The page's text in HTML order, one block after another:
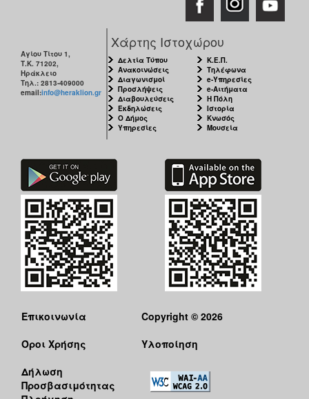
Αγίου Τίτου 1,
Τ.Κ. 71202,
Ηράκλειο
Τηλ.: 2813-409000
email:info@heraklion.gr
Χάρτης Ιστοχώρου
Δελτία Τύπου
Ανακοινώσεις
Διαγωνισμοί
Προσλήψεις
Διαβουλεύσεις
Εκδηλώσεις
Ο Δήμος
Υπηρεσίες
Κ.Ε.Π.
Τηλέφωνα
e-Υπηρεσίες
e-Αιτήματα
Η Πόλη
Ιστορία
Κνωσός
Μουσεία
Επικοινωνία
Όροι Χρήσης
Δήλωση
Προσβασιμότητας
Copyright © 2026
Υλοποίηση